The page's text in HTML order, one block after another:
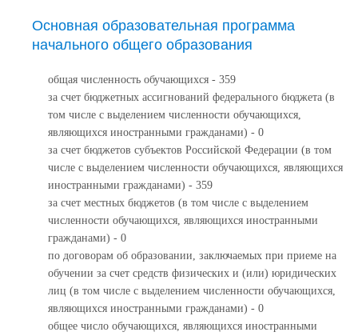
Основная образовательная программа
начального общего образования
общая численность обучающихся - 359
за счет бюджетных ассигнований федерального бюджета (в
том числе с выделением численности обучающихся,
являющихся иностранными гражданами) - 0
за счет бюджетов субъектов Российской Федерации (в том
числе с выделением численности обучающихся, являющихся
иностранными гражданами) - 359
за счет местных бюджетов (в том числе с выделением
численности обучающихся, являющихся иностранными
гражданами) - 0
по договорам об образовании, заключаемых при приеме на
обучении за счет средств физических и (или) юридических
лиц (в том числе с выделением численности обучающихся,
являющихся иностранными гражданами) - 0
общее число обучающихся, являющихся иностранными